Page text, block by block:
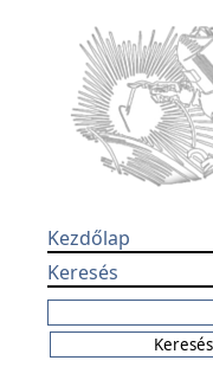
Kezdőlap
Keresés